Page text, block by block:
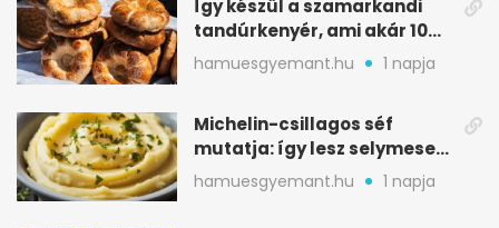
Így készül a szamarkandi
tandúrkenyér, ami akár 10
napig is eláll
hamuesgyemant.hu 1 napja
Michelin-csillagos séf
mutatja: így lesz selymesen
krémes a burgonyapüré
hamuesgyemant.hu 1 napja